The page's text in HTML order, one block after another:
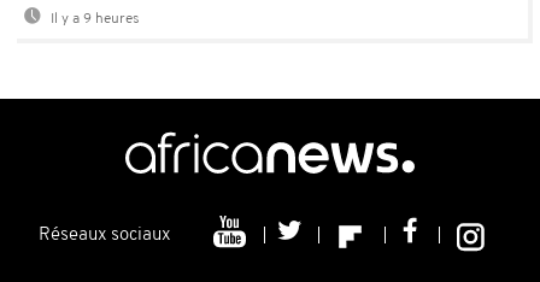
Il y a 9 heures
Réseaux sociaux